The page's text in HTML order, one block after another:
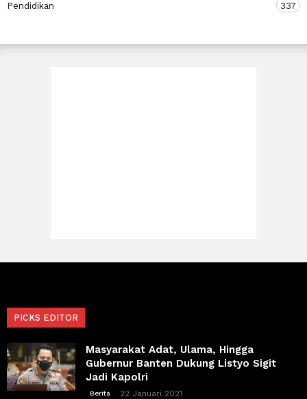
Pendidikan 337
PICKS EDITOR
Masyarakat Adat, Ulama, Hingga
Gubernur Banten Dukung Listyo Sigit
Jadi Kapolri
Berita 22 Januari 2021